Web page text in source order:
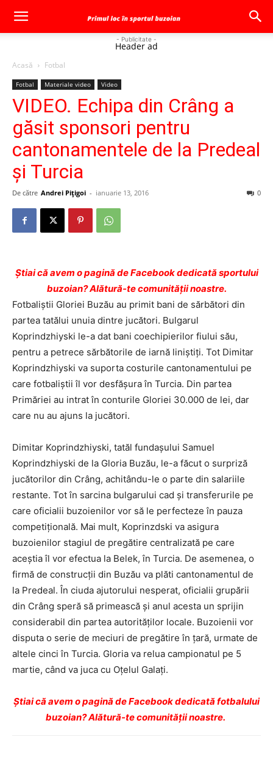
- Publicitate -
Header ad
Acasă Fotbal
Fotbal Materiale video Video
VIDEO. Echipa din Crâng a
găsit sponsori pentru
cantonamentele de la Predeal
şi Turcia
De către Andrei Pițigoi - ianuarie 13, 2016 0
Ştiai că avem o pagină de Facebook dedicată sportului
buzoian? Alătură-te comunității noastre.
Fotbaliştii Gloriei Buzău au primit bani de sărbători din
partea tatălui unuia dintre jucători. Bulgarul
Koprindzhiyski le-a dat bani coechipierilor fiului său,
pentru a petrece sărbătorile de iarnă liniştiţi. Tot Dimitar
Koprindzhiyski va suporta costurile cantonamentului pe
care fotbaliştii îl vor desfăşura în Turcia. Din partea
Primăriei au intrat în conturile Gloriei 30.000 de lei, dar
care nu au ajuns la jucători.
Dimitar Koprindzhiyski, tatăl fundaşului Samuel
Koprindzhiyski de la Gloria Buzău, le-a făcut o surpriză
jucătorilor din Crâng, achitându-le o parte din salariile
restante. Tot în sarcina bulgarului cad şi transferurile pe
care oficialii buzoienilor vor să le perfecteze în pauza
competiţională. Mai mult, Koprinzdski va asigura
buzoienilor stagiul de pregătire centralizată pe care
aceştia îl vor efectua la Belek, în Turcia. De asemenea, o
firmă de construcţii din Buzău va plăti cantonamentul de
la Predeal. În ciuda ajutorului nesperat, oficialii grupării
din Crâng speră să primească şi anul acesta un sprijin
considerabil din partea autorităţilor locale. Buzoienii vor
disputa o serie de meciuri de pregătire în ţară, urmate de
altele cinci în Turcia. Gloria va relua campionatul pe 5
martie, când va juca cu Oţelul Galaţi.
Ştiai că avem o pagină de Facebook dedicată fotbalului
buzoian? Alătură-te comunității noastre.